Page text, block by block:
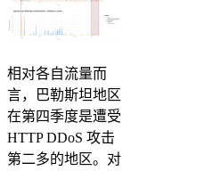
相对各自流量而
言，巴勒斯坦地区
在第四季度是遭受
HTTP DDoS 攻击
第二多的地区。对